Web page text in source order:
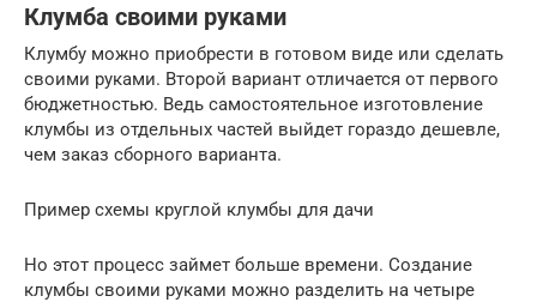
Клумба своими руками
Клумбу можно приобрести в готовом виде или сделать
своими руками. Второй вариант отличается от первого
бюджетностью. Ведь самостоятельное изготовление
клумбы из отдельных частей выйдет гораздо дешевле,
чем заказ сборного варианта.
Пример схемы круглой клумбы для дачи
Но этот процесс займет больше времени. Создание
клумбы своими руками можно разделить на четыре